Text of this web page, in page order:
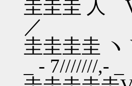
圭圭圭
／
圭圭圭圭
_ - 7///////,- _